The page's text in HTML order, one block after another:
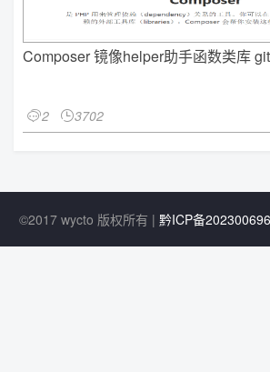
Composer 镜像helper助手函数类库
2 3702
©2017 wycto 版权所有 | 黔ICP备